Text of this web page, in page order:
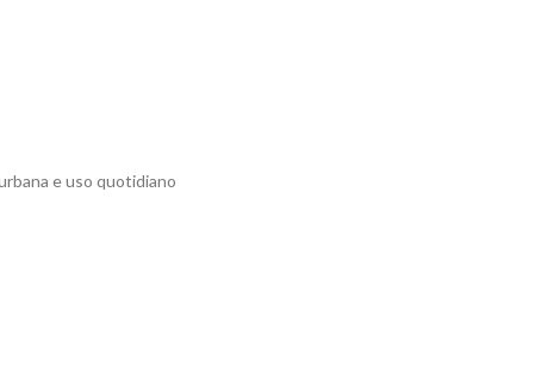
e uso quotidiano